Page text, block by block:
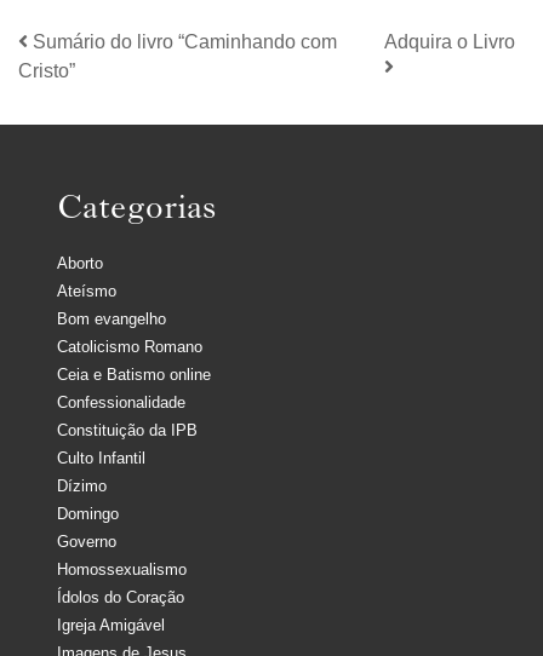
Sumário do livro “Caminhando com
Cristo”
Adquira o Livro
Categorias
Aborto
Ateísmo
Bom evangelho
Catolicismo Romano
Ceia e Batismo online
Confessionalidade
Constituição da IPB
Culto Infantil
Dízimo
Domingo
Governo
Homossexualismo
Ídolos do Coração
Igreja Amigável